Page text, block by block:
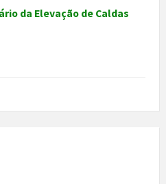
da Elevação de Caldas